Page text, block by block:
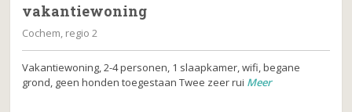
vakantiewoning
Cochem, regio 2
Vakantiewoning, 2-4 personen, 1 slaapkamer, wifi, begane
grond, geen honden toegestaan Twee zeer rui Meer